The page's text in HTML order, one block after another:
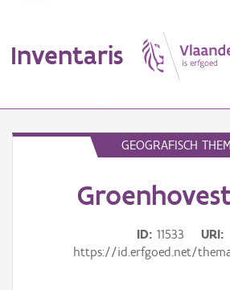
Inventaris
Erfgoedobject
GEOGRAFISCH
ID 11533
URI
https://id.erfgoed.net/